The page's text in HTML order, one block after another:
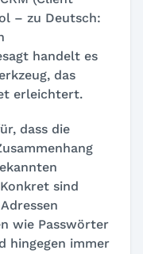
– zu Deutsch:
handelt es
das
erleichtert.
dass die
sind
wie Passwörter
hingegen immer